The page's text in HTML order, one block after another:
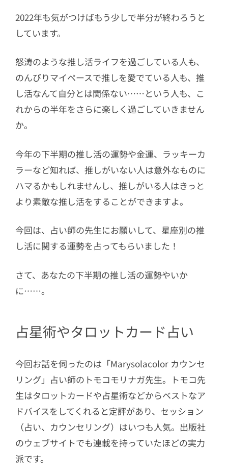
2.8蠍座（さそり座）
2.10山羊座（やぎ座）
2.11水瓶座（みずがめ座）
2.12魚座（うお座）
3 2022年下半期の推し活もハッピーに！
2022年も気がつけばもう少しで半分が終わろうと
しています。
怒涛のような推し活ライフを過ごしている人も、
のんびりマイペースで推しを愛でている人も、推
し活なんて自分とは関係ない……という人も、こ
れからの半年をさらに楽しく過ごしていきません
か。
今年の下半期の推し活の運勢や金運、ラッキーカ
ラーなど知れば、推しがいない人は意外なものに
ハマるかもしれませんし、推しがいる人はきっと
より素敵な推し活をすることができますよ。
今回は、占い師の先生にお願いして、星座別の推
し活に関する運勢を占ってもらいました！
さて、あなたの下半期の推し活の運勢やいか
に……。
占星術やタロットカード占い
今回お話を伺ったのは「Marysolacolor カウンセ
リング」占い師のトモコモリナガ先生。トモコ先
生はタロットカードや占星術などからベストなア
ドバイスをしてくれると定評があり、セッション
（占い、カウンセリング）はいつも人気。出版社
のウェブサイトでも連載を持っていたほどの実力
派です。